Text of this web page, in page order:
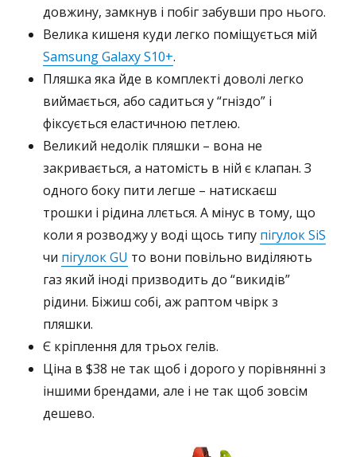
довжину, замкнув і побіг забувши про нього.
Велика кишеня куди легко поміщується мій
Samsung Galaxy S10+.
Пляшка яка йде в комплекті доволі легко
виймається, або садиться у “гніздо” і
фіксується еластичною петлею.
Великий недолік пляшки – вона не
закривається, а натомість в ній є клапан. З
одного боку пити легше – натискаєш
трошки і рідина ллється. А мінус в тому, що
коли я розводжу у воді щось типу пігулок SiS
чи пігулок GU то вони повільно виділяють
газ який іноді призводить до “викидів”
рідини. Біжиш собі, аж раптом чвірк з
пляшки.
Є кріплення для трьох гелів.
Ціна в $38 не так щоб і дорого у порівнянні з
іншими брендами, але і не так щоб зовсім
дешево.